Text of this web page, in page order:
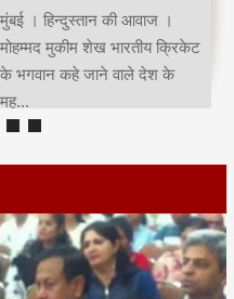
Get 13 Lacs Fund for your
Child Education, Gradution
& Marriage...